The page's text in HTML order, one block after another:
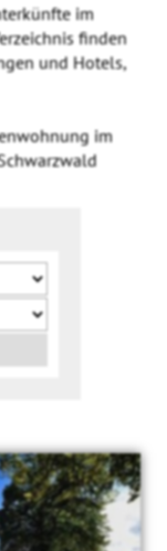
im
finden
und Hotels,
im